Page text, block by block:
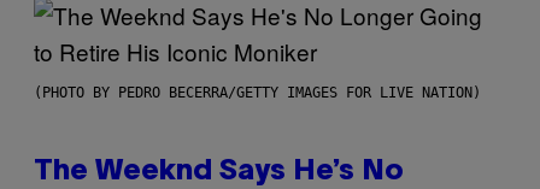
(PHOTO BY PEDRO BECERRA/GETTY IMAGES FOR LIVE NATION)
The Weeknd Says He’s No